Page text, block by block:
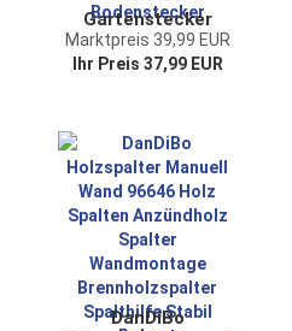
Gartenstecker
Metall Fahrrad XL
135 cm Rad Rost
Wetterfest
Gartendeko Garten
Gartenstab
Bodenstecker
Marktpreis 39,99 EUR
Ihr Preis 37,99 EUR
DanDiBo